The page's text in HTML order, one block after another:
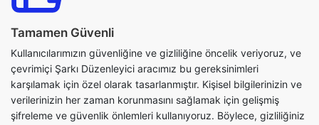
çevrimiçi Şarkı Düzenleyici aracımız bu gereksinimleri
verilerinizin her zaman korunmasını sağlamak için gelişmiş
şifreleme ve güvenlik önlemleri kullanıyoruz. Böylece, gizliliğiniz
her zaman korunduğundan, en sevdiğiniz şarkıları herhangi bir
endişe duymadan düzenlemek için aracımızı kullanırken
kendinizi güvende hissedebilirsiniz..